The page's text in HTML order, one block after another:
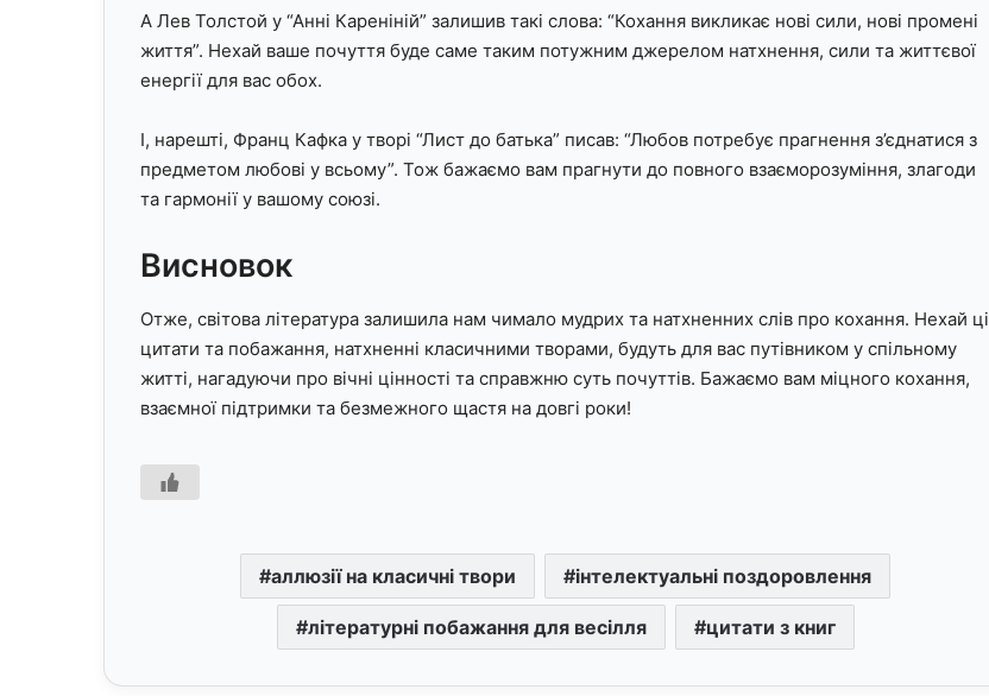
А Лев Толстой у “Анні Кареніній” залишив такі слова: “Кохання викликає нові сили, нові промені
життя”. Нехай ваше почуття буде саме таким потужним джерелом натхнення, сили та життєвої
енергії для вас обох.
І, нарешті, Франц Кафка у творі “Лист до батька” писав: “Любов потребує прагнення з’єднатися з
предметом любові у всьому”. Тож бажаємо вам прагнути до повного взаєморозуміння, злагоди
та гармонії у вашому союзі.
Висновок
Отже, світова література залишила нам чимало мудрих та натхненних слів про кохання. Нехай ці
цитати та побажання, натхненні класичними творами, будуть для вас путівником у спільному
житті, нагадуючи про вічні цінності та справжню суть почуттів. Бажаємо вам міцного кохання,
взаємної підтримки та безмежного щастя на довгі роки!
аллюзії на класичні твори інтелектуальні поздоровлення
літературні побажання для весілля цитати з книг